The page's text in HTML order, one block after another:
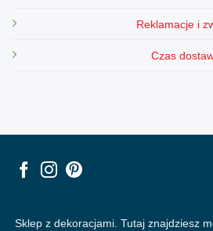
Reklamacje i
Czas
Sklep z dekoracjami. Tutaj znajdziesz